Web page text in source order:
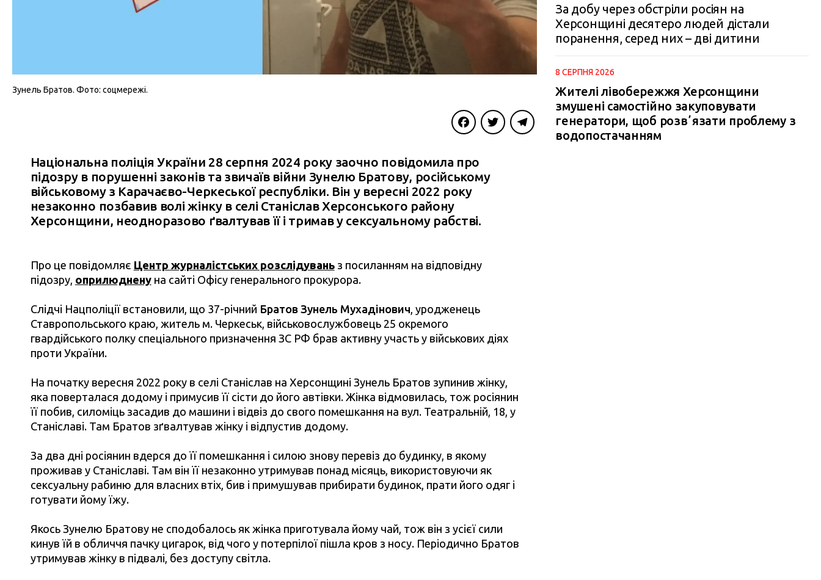
Зунель Братов. Фото: соцмережі.
Національна поліція України 28 серпня 2024 року заочно повідомила про
підозру в порушенні законів та звичаїв війни Зунелю Братову, російському
військовому з Карачаєво-Черкеської республіки. Він у вересні 2022 року
незаконно позбавив волі жінку в селі Станіслав Херсонського району
Херсонщини, неодноразово ґвалтував її і тримав у сексуальному рабстві.
Про це повідомляє Центр журналістських розслідуваньз посиланням на відповідну
підозру, оприлюдненуна сайті Офісу генерального прокурора.
Слідчі Нацполіції встановили, що 37-річний Братов Зунель Мухадінович , уродженець
Ставропольського краю, житель м. Черкеськ, військовослужбовець 25 окремого
гвардійського полку спеціального призначення ЗС РФ брав активну участь у військових діях
проти України.
На початку вересня 2022 року в селі Станіслав на Херсонщині Зунель Братов зупинив жінку,
яка поверталася додому і примусив її сісти до його автівки. Жінка відмовилась, тож росіянин
її побив, силоміць засадив до машини і відвіз до свого помешкання на вул. Театральній, 18, у
Станіславі. Там Братов зґвалтував жінку і відпустив додому.
За два дні росіянин вдерся до її помешкання і силою знову перевіз до будинку, в якому
проживав у Станіславі. Там він її незаконно утримував понад місяць, використовуючи як
сексуальну рабиню для власних втіх, бив і примушував прибирати будинок, прати його одяг і
готувати йому їжу.
Якось Зунелю Братову не сподобалось як жінка приготувала йому чай, тож він з усієї сили
кинув їй в обличчя пачку цигарок, від чого у потерпілої пішла кров з носу. Періодично Братов
утримував жінку в підвалі, без доступу світла.
За добу через обстріли росіян на
Херсонщині десятеро людей дістали
поранення, серед них – дві дитини
8 СЕРПНЯ 2026
Жителі лівобережжя Херсонщини
змушені самостійно закуповувати
генератори, щоб розвʼязати проблему з
водопостачанням